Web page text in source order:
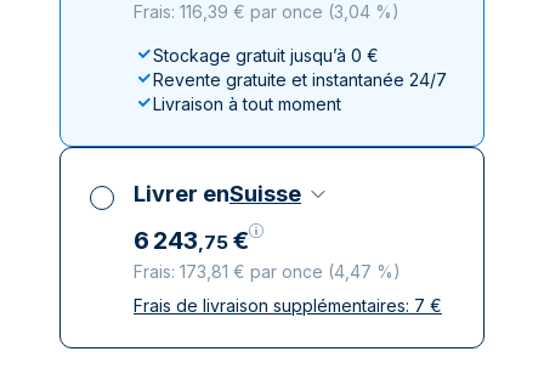
Frais: 116,39 € par once (3,04 %)
Stockage gratuit jusqu’à 0 €
Revente gratuite et instantanée 24/7
Livraison à tout moment
Livrer enSuisse
6 243,75 €
Frais: 173,81 € par once (4,47 %)
Toutes taxes comprises
Frais de livraison supplémentaires: 7 €